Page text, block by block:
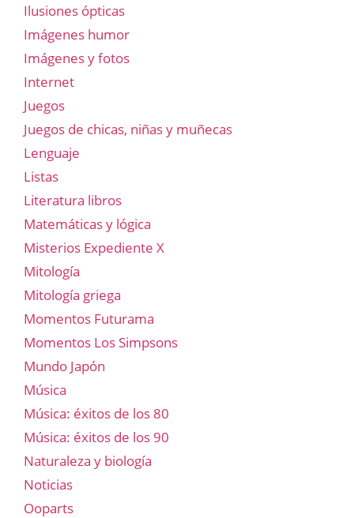
Ilusiones ópticas
Imágenes humor
Imágenes y fotos
Internet
Juegos
Juegos de chicas, niñas y muñecas
Lenguaje
Listas
Literatura libros
Matemáticas y lógica
Misterios Expediente X
Mitología
Mitología griega
Momentos Futurama
Momentos Los Simpsons
Mundo Japón
Música
Música: éxitos de los 80
Música: éxitos de los 90
Naturaleza y biología
Noticias
Ooparts